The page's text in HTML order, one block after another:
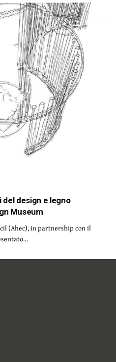
design e legno
Museum
(Ahec), in partnership con il